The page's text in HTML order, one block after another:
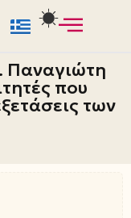
Παναγιώτη
που
των